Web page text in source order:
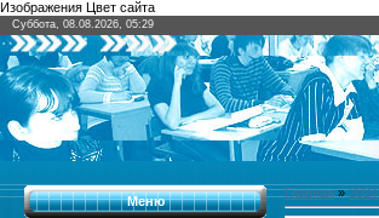
Изображения Цвет сайта
Суббота, 08.08.2026, 05:29
Меню
Главная»2024